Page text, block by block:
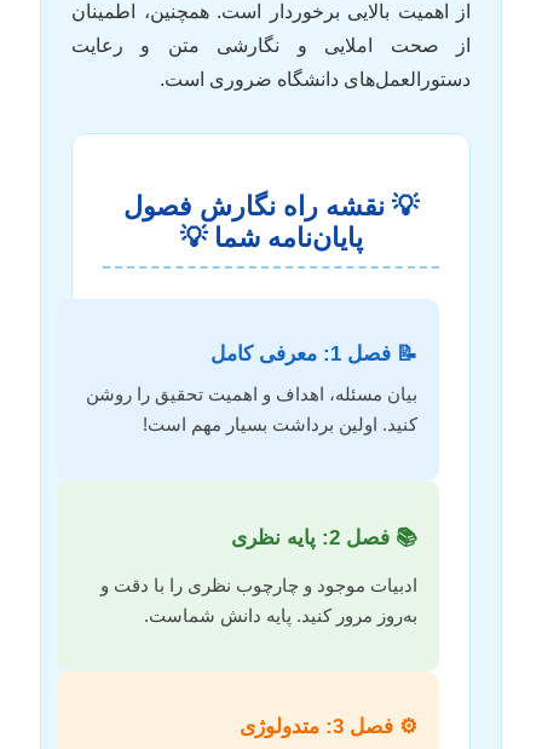
از اهمیت بالایی برخوردار است. همچنین، اطمینان
از صحت املایی و نگارشی متن و رعایت
دستورالعمل‌های دانشگاه ضروری است.
💡 نقشه راه نگارش فصول
پایان‌نامه شما 💡
📝 فصل 1: معرفی کامل
بیان مسئله، اهداف و اهمیت تحقیق را روشن
کنید. اولین برداشت بسیار مهم است!
📚 فصل 2: پایه نظری
ادبیات موجود و چارچوب نظری را با دقت و
به‌روز مرور کنید. پایه دانش شماست.
⚙️ فصل 3: متدولوژی